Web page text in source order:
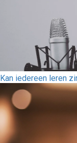
Kan iedereen leren